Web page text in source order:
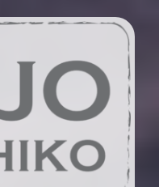
l
a
v
i
g
t
i